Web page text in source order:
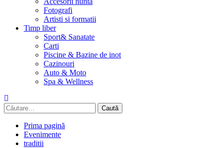
Fotografi
Artisti si formatii
Timp liber
Sport& Sanatate
Carti
Piscine & Bazine de inot
Cazinouri
Auto & Moto
Spa & Wellness
Caută
după:
Prima pagină
Evenimente
traditii